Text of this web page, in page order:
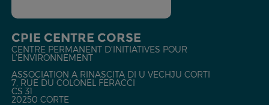
CPIE CENTRE CORSE
CENTRE PERMANENT D'INITIATIVES POUR
L'ENVIRONNEMENT
ASSOCIATION A RINASCITA DI U VECHJU CORTI
7, RUE DU COLONEL FERACCI
CS 31
20250 CORTE